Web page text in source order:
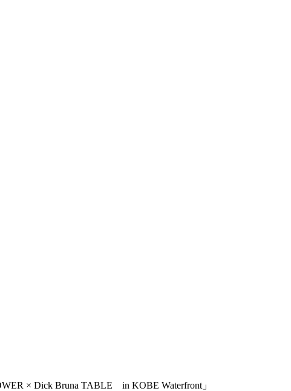
× Dick Bruna TABLE in KOBE Waterfront」